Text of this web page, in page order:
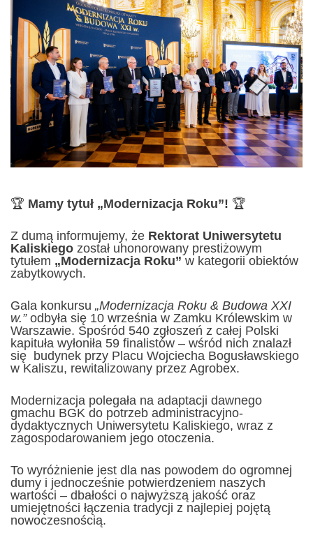
🏆 Mamy tytuł „Modernizacja Roku”! 🏆
Z dumą informujemy, że Rektorat Uniwersytetu
Kaliskiego został uhonorowany prestiżowym
tytułem „Modernizacja Roku” w kategorii obiektów
zabytkowych.
Gala konkursu „Modernizacja Roku & Budowa XXI
w.”odbyła się 10 września w Zamku Królewskim w
Warszawie. Spośród 540 zgłoszeń z całej Polski
kapituła wyłoniła 59 finalistów – wśród nich znalazł
się budynek przy Placu Wojciecha Bogusławskiego
w Kaliszu, rewitalizowany przez Agrobex.
Modernizacja polegała na adaptacji dawnego
gmachu BGK do potrzeb administracyjno-
dydaktycznych Uniwersytetu Kaliskiego, wraz z
zagospodarowaniem jego otoczenia.
To wyróżnienie jest dla nas powodem do ogromnej
dumy i jednocześnie potwierdzeniem naszych
wartości – dbałości o najwyższą jakość oraz
umiejętności łączenia tradycji z najlepiej pojętą
nowoczesnością.